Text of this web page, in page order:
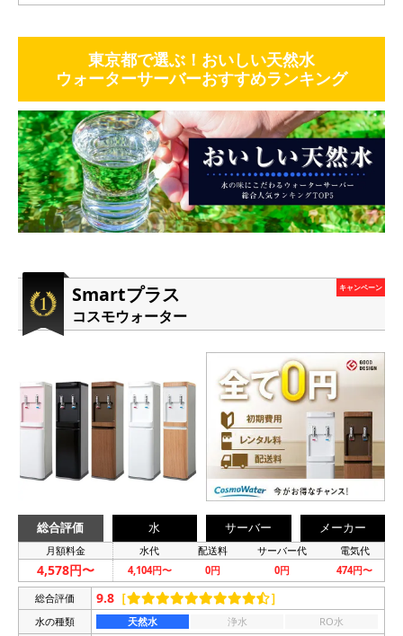
東京都で選ぶ！おいしい天然水
ウォーターサーバーおすすめランキング
Smartプラス
コスモウォーター
キャンペーン
総合評価 水 サーバー メーカー
月額料金 水代 配送料 サーバー代 電気代
4,578円〜 4,104円〜 0円 0円 474円〜
総合評価 9.8 ［ ］
水の種類 天然水 浄水
RO水